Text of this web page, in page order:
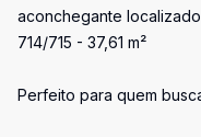
aconchegante
714/715 - 37,61 m²
Perfeito para quem